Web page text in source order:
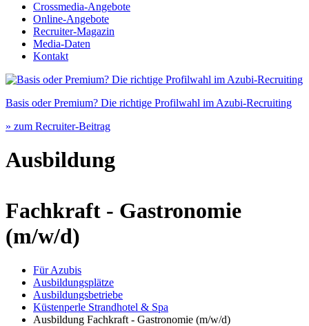
Crossmedia-Angebote
Online-Angebote
Recruiter-Magazin
Media-Daten
Kontakt
Basis oder Premium? Die richtige Profilwahl im Azubi-Recruiting
» zum Recruiter-Beitrag
Ausbildung
Fachkraft - Gastronomie
(m/w/d)
Für Azubis
Ausbildungsplätze
Ausbildungsbetriebe
Küstenperle Strandhotel & Spa
Ausbildung Fachkraft - Gastronomie (m/w/d)